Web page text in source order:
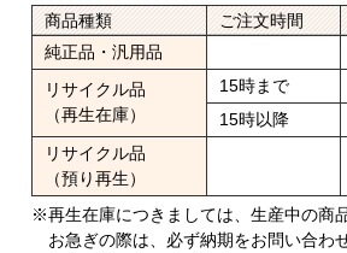
商品種類 ご注文時間
純正品・汎用品
リサイクル品
（再生在庫）
15時まで
15時以降
リサイクル品
（預り再生）
※再生在庫につきましては、生産中の商
お急ぎの際は、必ず納期をお問い合わ